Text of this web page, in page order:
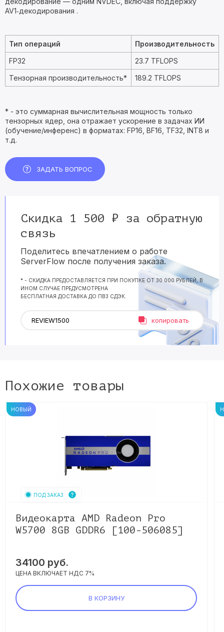
AV1‑декодирования .
Тип операций
Производительность
FP32
23.7 TFLOPS
Тензорная производительность*
189.2 TFLOPS
* - это суммарная вычислительная мощность только
тензорных ядер, она отражает ускорение в задачах ИИ
(обучение/инференс) в форматах: FP16, BF16, TF32, INT8 и
т.д.
ЗАДАТЬ ВОПРОС
Скидка 1 500 ₽ за обратную
связь
Поделитесь впечатлением о работе
ServerFlow после получения заказа.
* - СКИДКА ПРЕДОСТАВЛЯЕТСЯ ПРИ ПОКУПКЕ ОТ 30 000 РУБЛЕЙ, В
ИНОМ СЛУЧАЕ ПРЕДУСМОТРЕНА
БЕСПЛАТНАЯ ДОСТАВКА ДО ПВЗ СДЭК.
копировать
Похожие товары
НОВЫЙ
ПОД ЗАКАЗ
Видеокарта AMD Radeon Pro
W5700 8GB GDDR6 [100-506085]
34100 руб.
ЦЕНА ВКЛЮЧАЕТ НДС 7%
В КОРЗИНУ